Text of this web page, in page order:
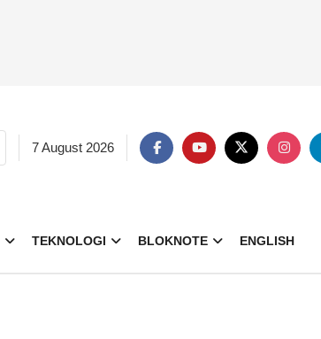
7 August 2026
TEKNOLOGI BLOKNOTE ENGLISH